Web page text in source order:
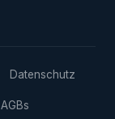
Datenschutz
AGBs